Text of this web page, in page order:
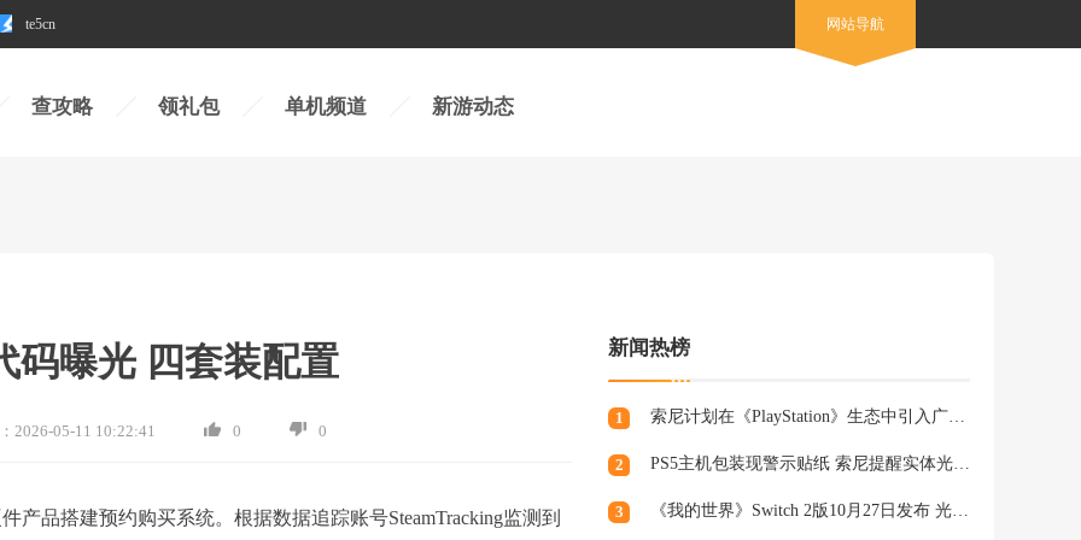
te5cn 网站导航
查攻略 领礼包 单机频道 新游动态
码曝光 四套装配置
2026-05-11 10:22:41 0 0
产品搭建预约购买系统。根据数据追踪账号SteamTracking监测到
新闻热榜
1 索尼计划在《PlayStation》生态中引入广告，组建专业营销团队
2 PS5主机包装现警示贴纸 索尼提醒实体光盘生产将终止
3 《我的世界》Switch 2版10月27日发布 光照阴影升级